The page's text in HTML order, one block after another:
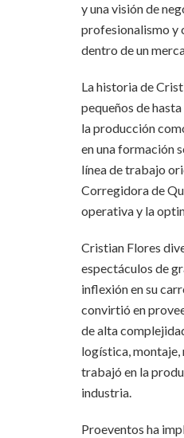
y una visión de
profesionalismo y
dentro de un
La historia de
pequeños de
la producción
en una formación
línea de trabajo
Corregidora de
operativa y la
Cristian Flores
espectáculos de
inflexión en su
convirtió en
de alta
logística, montaje,
trabajó en la
industria.
Proeventos ha